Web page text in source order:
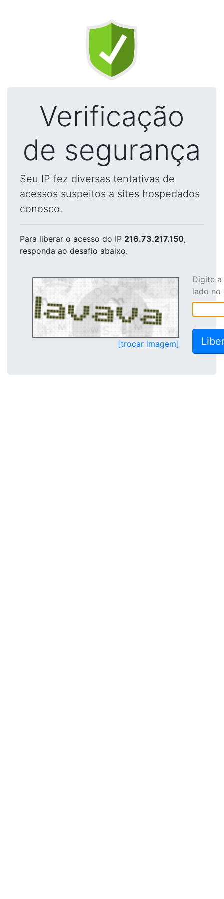
Verificação
de segurança
Seu IP fez diversas tentativas de
acessos suspeitos a sites hospedados
conosco.
Para liberar o acesso do IP 216.73.217.150,
responda ao desafio abaixo.
[trocar imagem]
Digite
lado no